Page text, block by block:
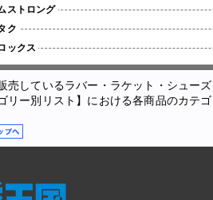
ストロング
ク
ックス
売しているラバー・ラケット・シュー
リー別リスト】における各商品のカテ